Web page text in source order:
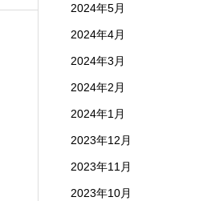
2024年5月
2024年4月
2024年3月
2024年2月
2024年1月
2023年12月
2023年11月
2023年10月